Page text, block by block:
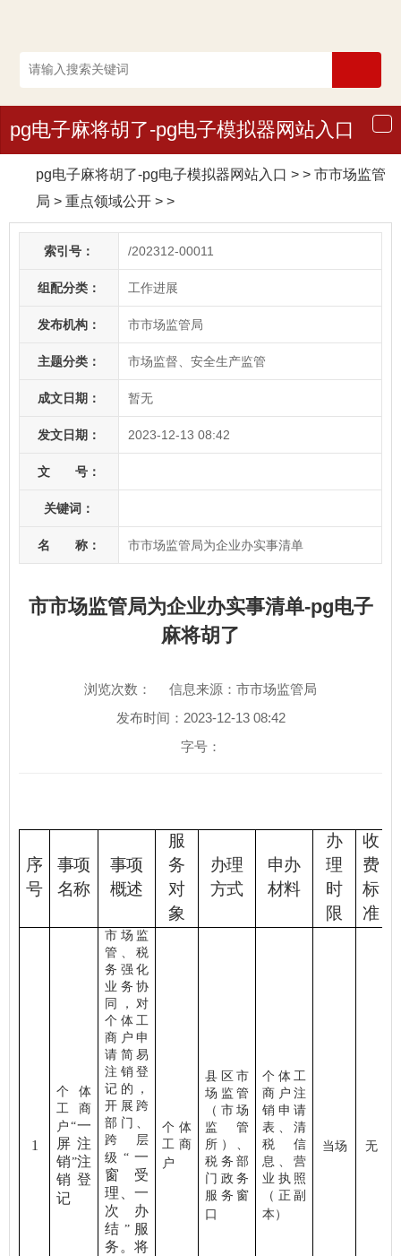
导
航
pg电子麻将胡了-pg电子模拟器网站入口
pg电子麻将胡了-pg电子模拟器网站入口 > > 市市场监管
局 > 重点领域公开 > >
索引号： /202312-00011
组配分类： 工作进展
发布机构： 市市场监管局
主题分类： 市场监督、安全生产监管
成文日期： 暂无
发文日期： 2023-12-13 08:42
文 号：
关键词：
名 称： 市市场监管局为企业办实事清单
市市场监管局为企业办实事清单-pg电子
麻将胡了
浏览次数：
信息来源：市市场监管局
发布时间：2023-12-13 08:42
字号：
序
号
事项
名称
事项
概述
服
务
对
象
办理
方式
申办
材料
办
理
时
限
收
费
标
准
1
个体
工商
户 “一
屏注
销”注
销登
记
市场监
管、税
务强化
业务协
同，对
个体工
商户申
请简易
注销登
记的，
开展跨
部门、
跨层
级 “一
窗受
理、一
次办
结 ”服
务。将
个体
工商
户
县区市
场监管
（市场
监管
所）、
税务部
门政务
服务窗
口
个体工
商户注
销申请
表、清
税信
息、营
业执照
（正副
本）
当场 无